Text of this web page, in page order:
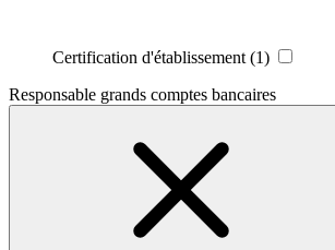
Certification d'établissement (1)
Responsable grands comptes bancaires